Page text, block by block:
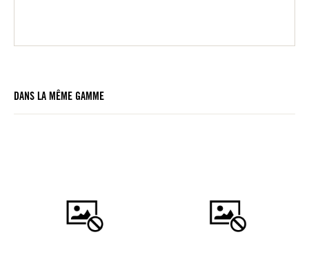
DANS LA MÊME GAMME